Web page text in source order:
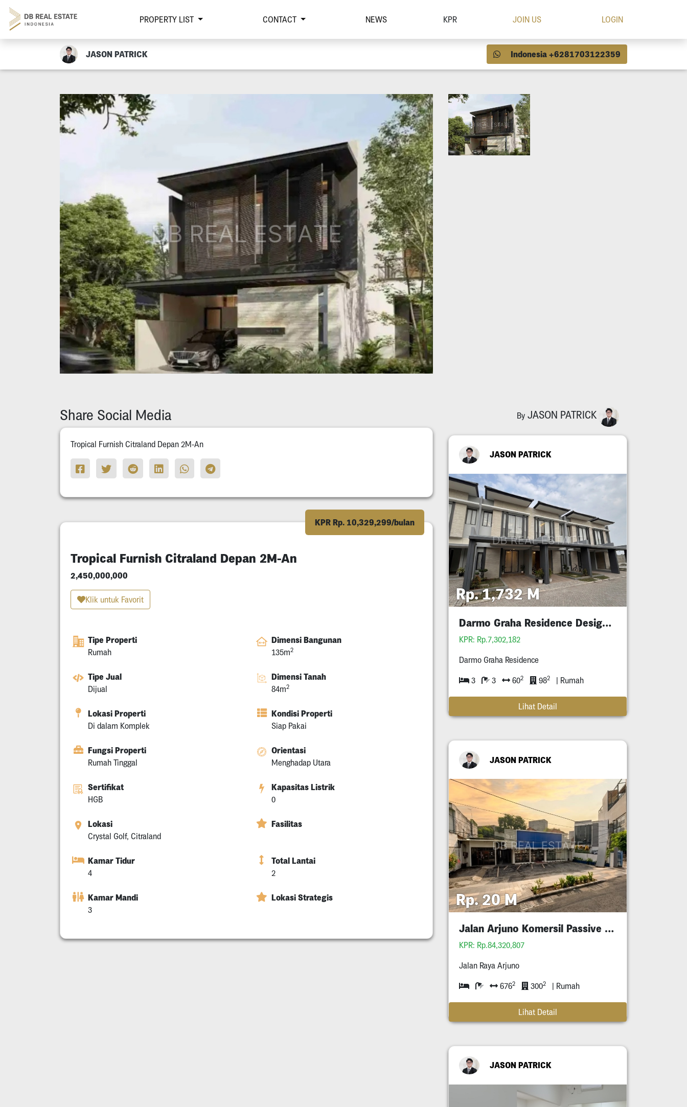
PROPERTY LIST CONTACT NEWS KPR JOIN US LOGIN
JASON PATRICK Indonesia +6281703122359
Share Social Media
Tropical Furnish Citraland Depan 2M-An
KPR Rp. 10,329,299/bulan
Tropical Furnish Citraland Depan 2M-An
2,450,000,000
Klik untuk Favorit
Tipe Properti
Rumah
Dimensi Bangunan
135m2
Tipe Jual
Dijual
Dimensi Tanah
84m2
Lokasi Properti
Di dalam Komplek
Kondisi Properti
Siap Pakai
Fungsi Properti
Rumah Tinggal
Orientasi
Menghadap Utara
Sertifikat
HGB
Kapasitas Listrik
0
Lokasi
Crystal Golf, Citraland
Fasilitas
Kamar Tidur
4
Total Lantai
2
Kamar Mandi
3
Lokasi Strategis
By JASON PATRICK
JASON PATRICK
Rp. 1,732 M
Darmo Graha Residence Design Baru Mewah
KPR: Rp.7,302,182
Darmo Graha Residence
3 3 602 982 | Rumah
Lihat Detail
JASON PATRICK
Rp. 20 M
Jalan Arjuno Komersil Passive Income Tersewa
KPR: Rp.84,320,807
Jalan Raya Arjuno
6762 3002 | Rumah
Lihat Detail
JASON PATRICK